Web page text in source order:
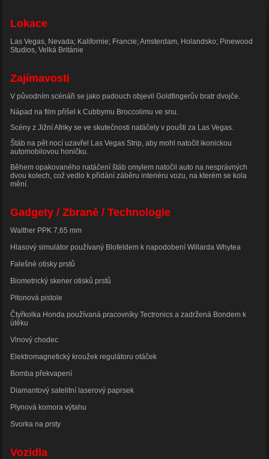
Lokace
Las Vegas, Nevada; Kalifornie; Francie; Amsterdam, Holandsko; Pinewood
Studios, Velká Británie
Zajímavosti
V původním scénáři se jako padouch objevil Goldfingerův bratr dvojče.
Nápad na film přišel k Cubbymu Broccolimu ve snu.
Scény z Jižní Afriky se ve skutečnosti natáčely v poušti za Las Vegas.
Štáb na pět nocí uzavřel Las Vegas Strip, aby mohl natočit ikonickou
automobilovou honičku.
Během opakovaného natáčení štáb omylem natočil auto na nesprávných
dvou kolech, což vedlo k přidání záběru interiéru vozu, na kterém se kola
mění.
Gadgety / Zbraně / Technologie
Walther PPK 7,65 mm
Hlasový simulátor používaný Blofeldem k napodobení Willarda Whytea
Falešné otisky prstů
Biometrický skener otisků prstů
Pitonová pistole
Čtyřkolka Honda používaná pracovníky Tectronics a zadržená Bondem k
útěku
Vlnový chodec
Elektromagnetický kroužek regulátoru otáček
Bomba překvapení
Diamantový satelitní laserový paprsek
Plynová komora výtahu
Svorka na prsty
Vozidla